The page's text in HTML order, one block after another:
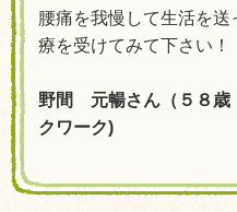
腰痛を我慢して生活を
療を受けてみて下さい！
野間 元暢さん（５８
クワーク)